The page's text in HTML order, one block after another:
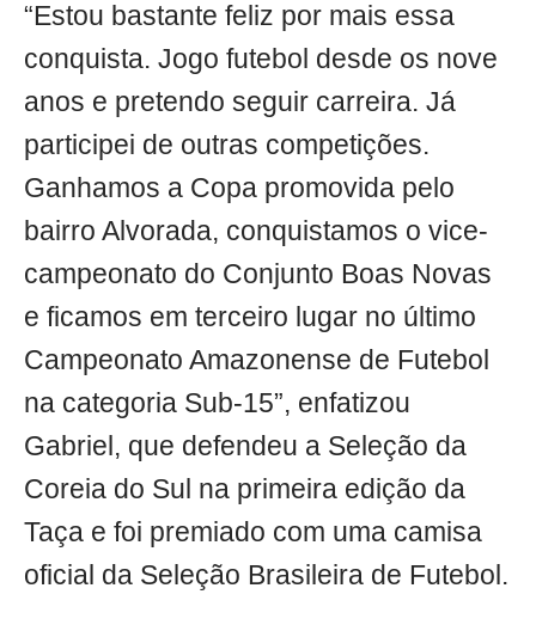
“Estou bastante feliz por mais essa
conquista. Jogo futebol desde os nove
anos e pretendo seguir carreira. Já
participei de outras competições.
Ganhamos a Copa promovida pelo
bairro Alvorada, conquistamos o vice-
campeonato do Conjunto Boas Novas
e ficamos em terceiro lugar no último
Campeonato Amazonense de Futebol
na categoria Sub-15”, enfatizou
Gabriel, que defendeu a Seleção da
Coreia do Sul na primeira edição da
Taça e foi premiado com uma camisa
oficial da Seleção Brasileira de Futebol.